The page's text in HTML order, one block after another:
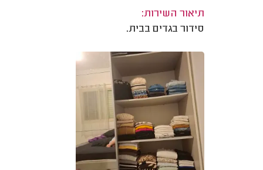
תיאור השירות:
סידור בגדים בבית.